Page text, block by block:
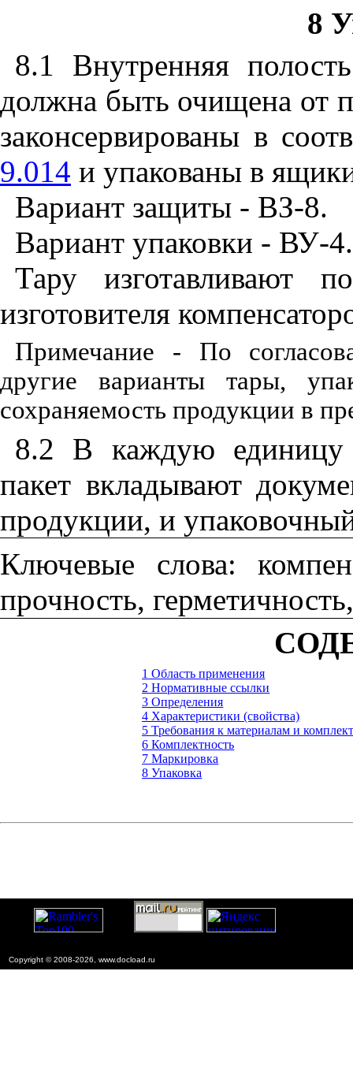
8
8.1 Внутренняя
должна быть очищена от
законсервированы в
9.014 и упакованы в
Вариант защиты - ВЗ-8.
Вариант упаковки - ВУ-4.
Тару изготавливают
изготовителя
Примечание - По
другие варианты тары,
сохраняемость продукции в
8.2 В каждую единицу
пакет вкладывают
продукции, и
Ключевые слова:
прочность,
1 Область применения
2 Нормативные ссылки
3 Определения
4 Характеристики (свойства)
5 Требования к материалам и
6 Комплектность
7 Маркировка
8 Упаковка
Copyright © 2008-2026, www.docload.ru